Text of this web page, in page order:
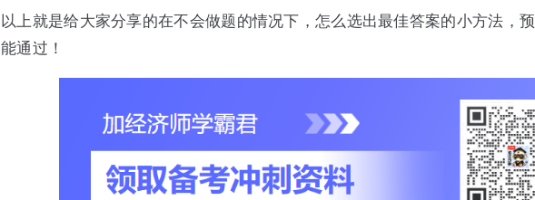
以上就是给大家分享的在不会做题的情况下，怎么选出最佳答案的小方法，
能通过！